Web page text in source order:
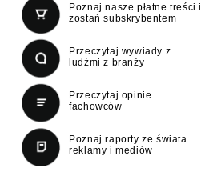
Poznaj nasze płatne treści i
zostań subskrybentem
Przeczytaj wywiady z
ludźmi z branży
Przeczytaj opinie
fachowców
Poznaj raporty ze świata
reklamy i mediów